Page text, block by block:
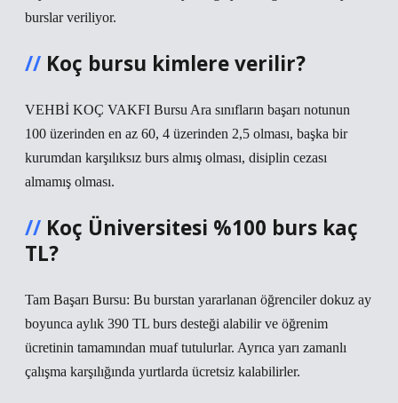
burslar veriliyor.
Koç bursu kimlere verilir?
VEHBİ KOÇ VAKFI Bursu Ara sınıfların başarı notunun
100 üzerinden en az 60, 4 üzerinden 2,5 olması, başka bir
kurumdan karşılıksız burs almış olması, disiplin cezası
almamış olması.
Koç Üniversitesi %100 burs kaç
TL?
Tam Başarı Bursu: Bu burstan yararlanan öğrenciler dokuz ay
boyunca aylık 390 TL burs desteği alabilir ve öğrenim
ücretinin tamamından muaf tutulurlar. Ayrıca yarı zamanlı
çalışma karşılığında yurtlarda ücretsiz kalabilirler.